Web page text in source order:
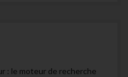
: le moteur de recherche